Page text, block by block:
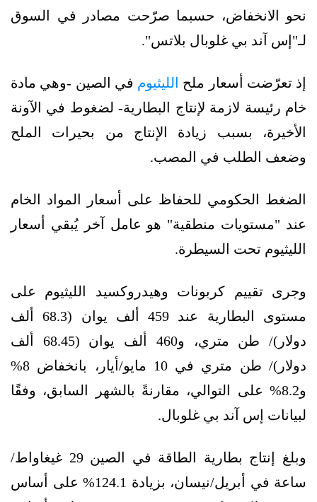
نحو الانخفاض، حسبما صرّحت مصادر في السوق
لـ"إس آند بي غلوبال بلاتس".
إذ تعرّضت أسعار ملح الليثيوم في الصين -وهي مادة
خام رئيسة لازمة لإنتاج البطارية- لضغوط في الآونة
الأخيرة، بسبب زيادة الإنتاج من بحيرات الملح
وضعف الطلب في المصب.
الضغط الحكومي للحفاظ على أسعار المواد الخام
عند "مستويات منطقية" هو عامل آخر يُبقي أسعار
الليثيوم تحت السيطرة.
وجرى تقييم كربونات وهيدروكسيد الليثيوم على
مستوى البطارية عند 459 ألف يوان (68.3 ألف
دولار)/ طن متري، و460 ألف يوان (68.45 ألف
دولار)/ طن متري في 10 مايو/أيار، بانخفاض 8%
و8.2% على التوالي، مقارنةً بالشهر السابق، وفقًا
لبيانات إس آند بي غلوبال.
وبلغ إنتاج بطارية الطاقة في الصين 29 غيغاواط/
ساعة في أبريل/نيسان، بزيادة 124.1% على أساس